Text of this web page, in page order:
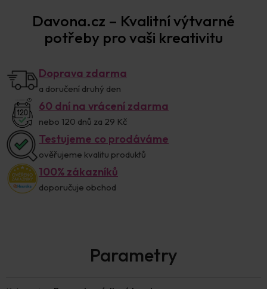
Davona.cz – Kvalitní výtvarné
potřeby pro vaši kreativitu
Doprava zdarma
a doručení druhý den
60 dní na vrácení zdarma
nebo 120 dnů za 29 Kč
Testujeme co prodáváme
ověřujeme kvalitu produktů
100% zákazníků
doporučuje obchod